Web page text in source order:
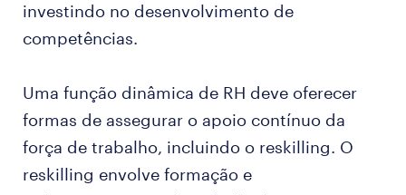
investindo no desenvolvimento de
competências.
Uma função dinâmica de RH deve oferecer
formas de assegurar o apoio contínuo da
força de trabalho, incluindo o reskilling. O
reskilling envolve formação e